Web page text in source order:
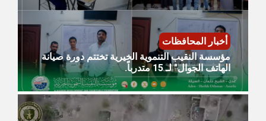
أخبار المحافظات
مؤسسة النقيب التنموية الخيرية تختتم دورة صيانة
الهاتف الجوال" لـ 15 متدرباً.